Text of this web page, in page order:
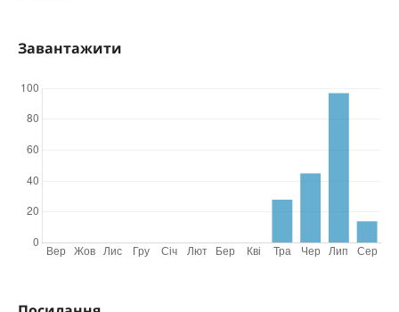
Завантажити